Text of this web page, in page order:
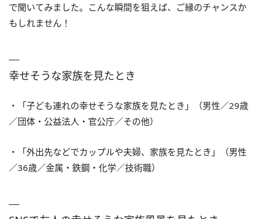
で聞いてみました。こんな瞬間を狙えば、ご縁のチャンスか
もしれません！
幸せそうな家族を見たとき
・「子ども連れの幸せそうな家族を見たとき」（男性／29歳
／団体・公益法人・官公庁／その他）
・「外出先などでカップルや夫婦、家族を見たとき」（男性
／36歳／金属・鉄鋼・化学／技術職）